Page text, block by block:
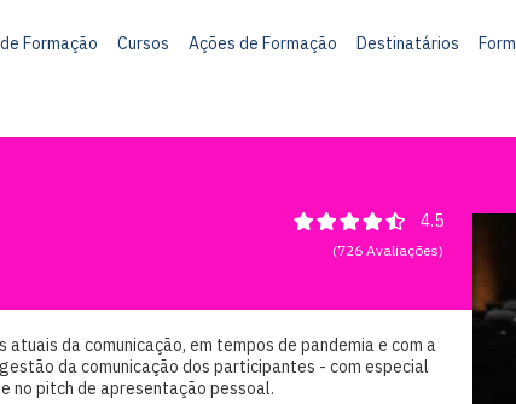
Formação Cursos Ações de Formação Destinatários
4.5
(726 Avaliações)
da comunicação, em tempos de pandemia e com a
da comunicação dos participantes - com especial
no pitch de apresentação pessoal.